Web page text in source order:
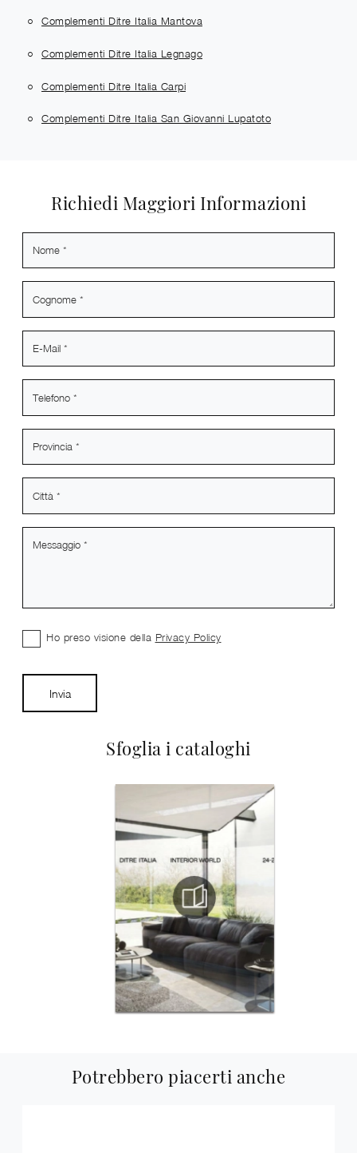
Complementi Ditre Italia Mantova
Complementi Ditre Italia Legnago
Complementi Ditre Italia Carpi
Complementi Ditre Italia San Giovanni Lupatoto
Sfoglia i cataloghi
Richiedi Maggiori Informazioni
Ho preso visione della Privacy Policy
Invia
Potrebbero piacerti anche